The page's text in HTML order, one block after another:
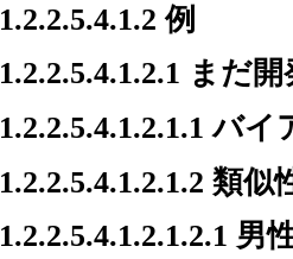
1.2.2.5.4.1.2 例
1.2.2.5.4.1.2.1 まだ
1.2.2.5.4.1.2.1.1 バ
1.2.2.5.4.1.2.1.2 類似
1.2.2.5.4.1.2.1.2.1 男